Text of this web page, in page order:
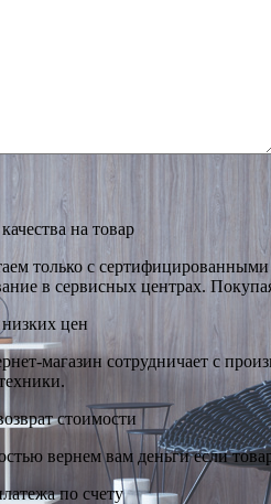
на товар
только с
в сервисных центрах.
цен
магазин сотрудничает с
стоимости
вернем вам деньги если
по счету